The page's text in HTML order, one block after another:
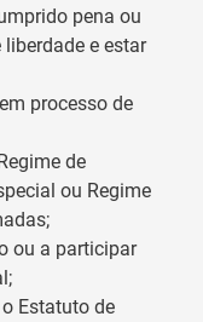
pena ou
e estar
processo de
de
ou Regime
ou a participar
Estatuto de